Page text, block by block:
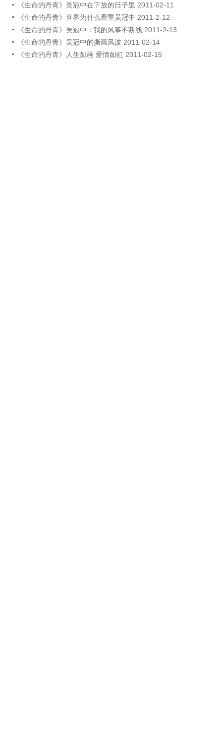
《生命的丹青》吴冠中在下放的日子里 2011-02-11
《生命的丹青》世界为什么看重吴冠中 2011-2-12
《生命的丹青》吴冠中：我的风筝不断线 2011-2-13
《生命的丹青》吴冠中的撕画风波 2011-02-14
《生命的丹青》人生如画 爱情如虹 2011-02-15